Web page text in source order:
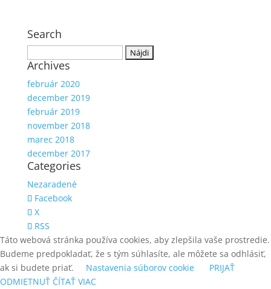
Search
Archives
február 2020
december 2019
február 2019
november 2018
marec 2018
december 2017
Categories
Nezaradené
Facebook
X
RSS
Táto webová stránka používa cookies, aby zlepšila vaše prostredie.
Budeme predpokladať, že s tým súhlasíte, ale môžete sa odhlásiť,
ak si budete priať.
Nastavenia súborov cookie
PRIJAŤ
ODMIETNUŤ ČÍTAŤ VIAC